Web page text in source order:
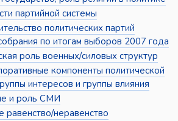
партийной системы
политических партий
по итогам выборов 2007 года
роль военных/силовых структур
компоненты политической
интересов и группы влияния
и роль СМИ
равенство/неравенство